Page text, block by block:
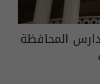
المحافظة